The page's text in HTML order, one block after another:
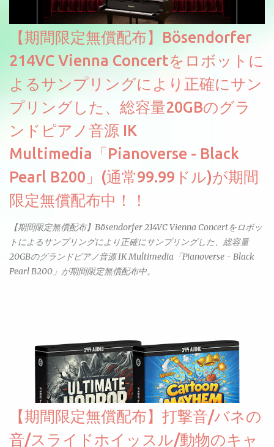
【期間限定無償配布】Bösendorfer
214VC Vienna Concertをロボットに
よるサンプリングにより正確にサン
プリングした、総容量20GBのグラ
ンドピアノ音源 IK
Multimedia「Pianoverse - Black
Pearl B200」(通常99.99ドル)が期間
限定無償配布中！！
【期間限定無償配布】Bösendorfer 214VC Vienna Concertをロボッ
トによるサンプリングにより正確にサンプリングした、総容量
20GBのグランドピアノ音源 IK Multimedia「Pianoverse - Black
Pearl B200」が期間限定無償配布中。
【期間限定無償配布】打撃音/バネの
音/スライドホイッスル/動物のキャ